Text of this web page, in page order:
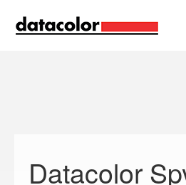
Datacolor